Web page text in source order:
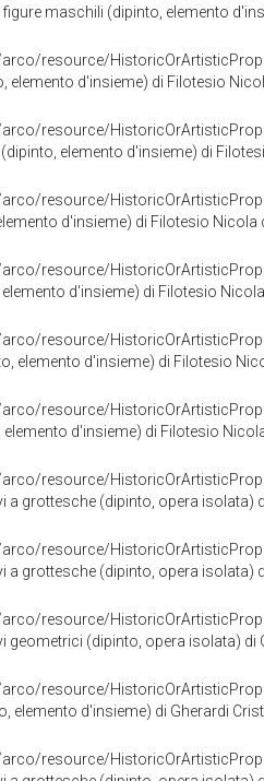
maschili (dipinto, elemento
resource/
elemento d'insieme) di Filotesio
resource/
elemento d'insieme) di
resource/
d'insieme) di Filotesio
resource/
d'insieme) di Filotesio
resource/
elemento d'insieme) di Filotesio
resource/
elemento d'insieme) di Filotesio
resource/
a grottesche (dipinto, opera isolata)
resource/
a grottesche (dipinto, opera isolata)
resource/
geometrici (dipinto, opera isolata)
resource/
elemento d'insieme) di Gherardi
resource/